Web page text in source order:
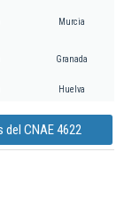
Murcia
Granada
Huelva
del CNAE 4622